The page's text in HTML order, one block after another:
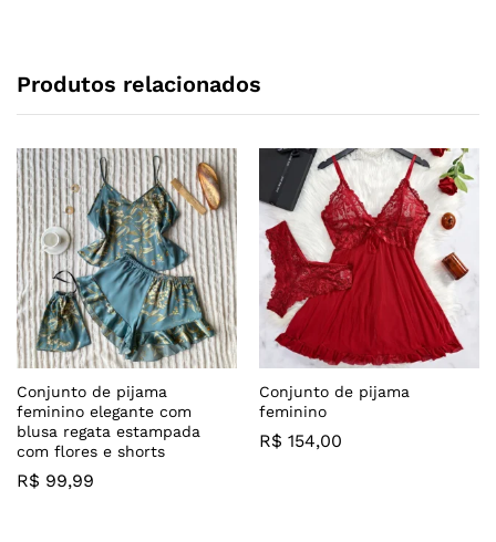
Produtos relacionados
Conjunto de pijama
feminino elegante com
blusa regata estampada
com flores e shorts
R$ 99,99
Conjunto de pijama
feminino
R$ 154,00